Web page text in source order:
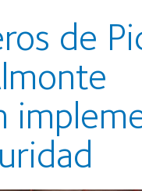
de